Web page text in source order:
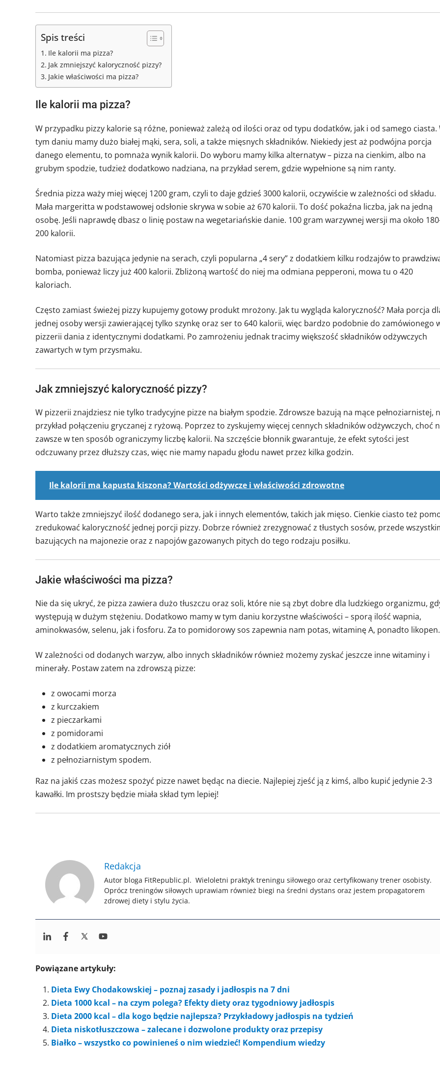
Spis treści
Ile kalorii ma pizza?
Jak zmniejszyć kaloryczność pizzy?
Jakie właściwości ma pizza?
Ile kalorii ma pizza?
W przypadku pizzy kalorie są różne, ponieważ zależą od ilości oraz od typu dodatków, jak i od samego ciasta.
tym daniu mamy dużo białej mąki, sera, soli, a także mięsnych składników. Niekiedy jest aż podwójna porcja
danego elementu, to pomnaża wynik kalorii. Do wyboru mamy kilka alternatyw – pizza na cienkim, albo na
grubym spodzie, tudzież dodatkowo nadziana, na przykład serem, gdzie wypełnione są nim ranty.
Średnia pizza waży miej więcej 1200 gram, czyli to daje gdzieś 3000 kalorii, oczywiście w zależności od składu.
Mała margeritta w podstawowej odsłonie skrywa w sobie aż 670 kalorii. To dość pokaźna liczba, jak na jedną
osobę. Jeśli naprawdę dbasz o linię postaw na wegetariańskie danie. 100 gram warzywnej wersji ma około
200 kalorii.
Natomiast pizza bazująca jedynie na serach, czyli popularna „4 sery” z dodatkiem kilku rodzajów to
bomba, ponieważ liczy już 400 kalorii. Zbliżoną wartość do niej ma odmiana pepperoni, mowa tu o 420
kaloriach.
Często zamiast świeżej pizzy kupujemy gotowy produkt mrożony. Jak tu wygląda kaloryczność? Mała porcja
jednej osoby wersji zawierającej tylko szynkę oraz ser to 640 kalorii, więc bardzo podobnie do zamówionego
pizzerii dania z identycznymi dodatkami. Po zamrożeniu jednak tracimy większość składników odżywczych
zawartych w tym przysmaku.
Jak zmniejszyć kaloryczność pizzy?
W pizzerii znajdziesz nie tylko tradycyjne pizze na białym spodzie. Zdrowsze bazują na mące pełnoziarnistej,
przykład połączeniu gryczanej z ryżową. Poprzez to zyskujemy więcej cennych składników odżywczych, choć
zawsze w ten sposób ograniczymy liczbę kalorii. Na szczęście błonnik gwarantuje, że efekt sytości jest
odczuwany przez dłuższy czas, więc nie mamy napadu głodu nawet przez kilka godzin.
Ile kalorii ma kapusta kiszona? Wartości odżywcze i właściwości zdrowotne
Warto także zmniejszyć ilość dodanego sera, jak i innych elementów, takich jak mięso. Cienkie ciasto też
zredukować kaloryczność jednej porcji pizzy. Dobrze również zrezygnować z tłustych sosów, przede
bazujących na majonezie oraz z napojów gazowanych pitych do tego rodzaju posiłku.
Jakie właściwości ma pizza?
Nie da się ukryć, że pizza zawiera dużo tłuszczu oraz soli, które nie są zbyt dobre dla ludzkiego organizmu,
występują w dużym stężeniu. Dodatkowo mamy w tym daniu korzystne właściwości – sporą ilość wapnia,
aminokwasów, selenu, jak i fosforu. Za to pomidorowy sos zapewnia nam potas, witaminę A, ponadto likopen.
W zależności od dodanych warzyw, albo innych składników również możemy zyskać jeszcze inne witaminy i
minerały. Postaw zatem na zdrowszą pizze:
z owocami morza
z kurczakiem
z pieczarkami
z pomidorami
z dodatkiem aromatycznych ziół
z pełnoziarnistym spodem.
Raz na jakiś czas możesz spożyć pizze nawet będąc na diecie. Najlepiej zjeść ją z kimś, albo kupić jedynie 2-3
kawałki. Im prostszy będzie miała skład tym lepiej!
Redakcja
Autor bloga FitRepublic.pl. Wieloletni praktyk treningu siłowego oraz certyfikowany trener osobisty.
Oprócz treningów siłowych uprawiam również biegi na średni dystans oraz jestem propagatorem
zdrowej diety i stylu życia.
Powiązane artykuły:
Dieta Ewy Chodakowskiej – poznaj zasady i jadłospis na 7 dni
Dieta 1000 kcal – na czym polega? Efekty diety oraz tygodniowy jadłospis
Dieta 2000 kcal – dla kogo będzie najlepsza? Przykładowy jadłospis na tydzień
Dieta niskotłuszczowa – zalecane i dozwolone produkty oraz przepisy
Białko – wszystko co powinieneś o nim wiedzieć! Kompendium wiedzy